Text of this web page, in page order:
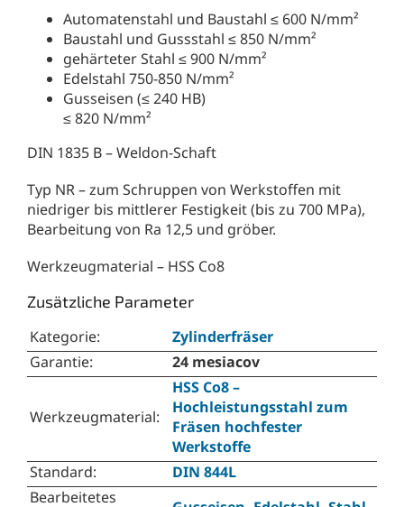
Automatenstahl und Baustahl ≤ 600 N/mm²
Baustahl und Gussstahl ≤ 850 N/mm²
gehärteter Stahl ≤ 900 N/mm²
Edelstahl 750-850 N/mm²
Gusseisen (≤ 240 HB)
≤ 820 N/mm²
DIN 1835 B – Weldon-Schaft
Typ NR – zum Schruppen von Werkstoffen mit
niedriger bis mittlerer Festigkeit (bis zu 700 MPa),
Bearbeitung von Ra 12,5 und gröber.
Werkzeugmaterial – HSS Co8
Zusätzliche Parameter
Kategorie:
Zylinderfräser
Garantie: 24 mesiacov
Werkzeugmaterial:
HSS Co8 –
Hochleistungsstahl zum
Fräsen hochfester
Werkstoffe
Standard:
DIN 844L
Bearbeitetes